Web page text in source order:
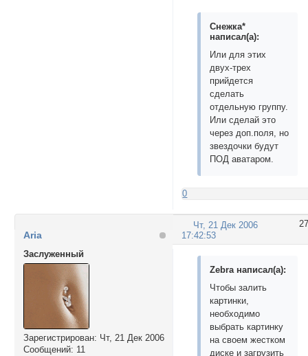
Снежка*
написал(а):
Или для этих
двух-трех
прийдется
сделать
отдельную группу.
Или сделай это
через доп.поля, но
звездочки будут
ПОД аватаром.
0
27
Чт, 21 Дек 2006
17:42:53
Aria
Заслуженный
Зарегистрирован: Чт, 21 Дек 2006
Сообщений: 11
Zebra написал(а):
Чтобы залить
картинки,
необходимо
выбрать картинку
на своем жестком
диске и загрузить